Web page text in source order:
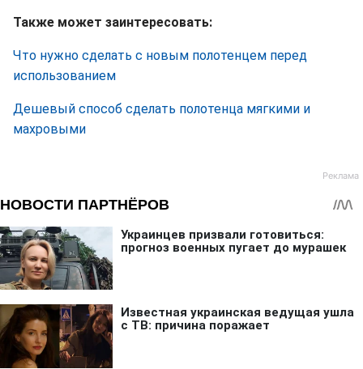
Также может заинтересовать:
Что нужно сделать с новым полотенцем перед
использованием
Дешевый способ сделать полотенца мягкими и
махровыми